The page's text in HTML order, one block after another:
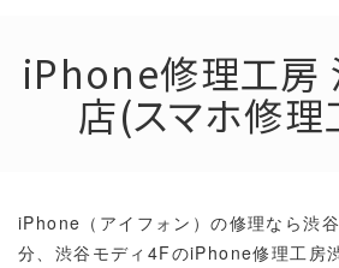
iPhone修理工房
店(スマホ修理
iPhone（アイフォン）の修理なら渋
分、渋谷モディ4FのiPhone修理工房